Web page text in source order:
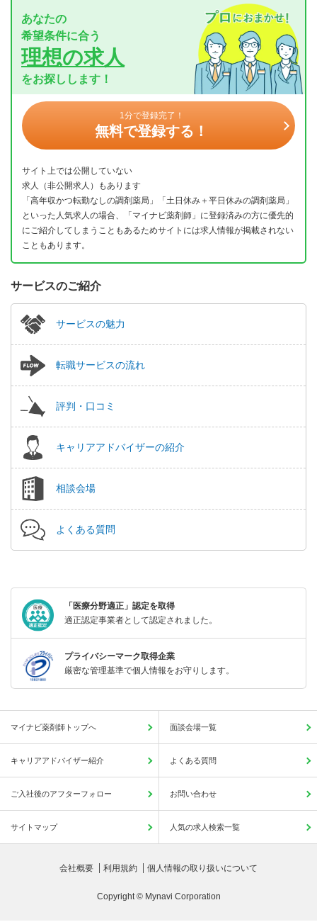
あなたの
希望条件に合う
理想の求人
をお探しします！
1分で登録完了！
無料で登録する！
サイト上では公開していない
求人（非公開求人）もあります
「高年収かつ転勤なしの調剤薬局」「土日休み＋平日休みの調剤薬局」
といった人気求人の場合、「マイナビ薬剤師」に登録済みの方に優先的
にご紹介してしまうこともあるためサイトには求人情報が掲載されない
こともあります。
サービスのご紹介
サービスの魅力
転職サービスの流れ
評判・口コミ
キャリアアドバイザーの紹介
相談会場
よくある質問
「医療分野適正」認定を取得
適正認定事業者として認定されました。
プライバシーマーク取得企業
厳密な管理基準で個人情報をお守りします。
マイナビ薬剤師トップへ 面談会場一覧
キャリアアドバイザー紹介 よくある質問
ご入社後のアフターフォロー お問い合わせ
サイトマップ 人気の求人検索一覧
会社概要 利用規約 個人情報の取り扱いについて
Copyright © Mynavi Corporation